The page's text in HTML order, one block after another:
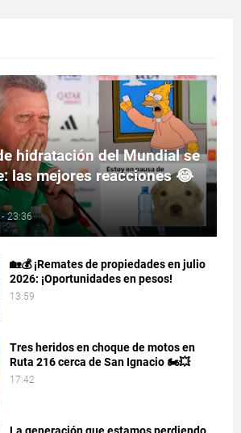
hidratación del Mundial se
las mejores reacciones 😂
- 23:36
🏡💰 ¡Remates de propiedades en julio
2026: ¡Oportunidades en pesos!
13:59
Tres heridos en choque de motos en
Ruta 216 cerca de San Ignacio 🏍️💥
17:42